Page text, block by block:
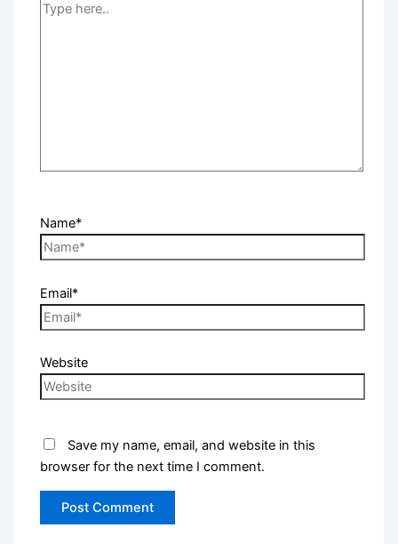
Name*
Email*
Website
Save my name, email, and website in this
browser for the next time I comment.